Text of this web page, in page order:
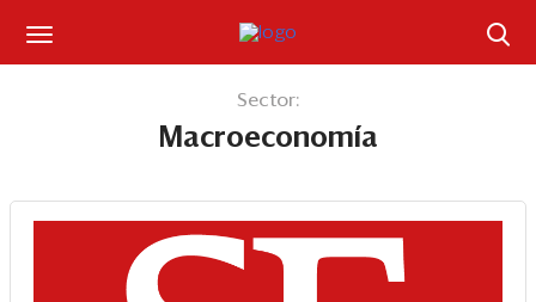
Iniciar sesión
Portada
¿Qué está pasando?
Sector:
Macroeconomía